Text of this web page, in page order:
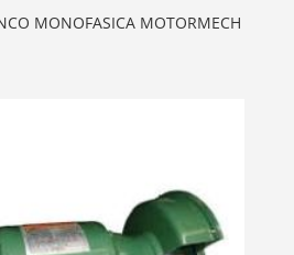
MONOFASICA MOTORMECH